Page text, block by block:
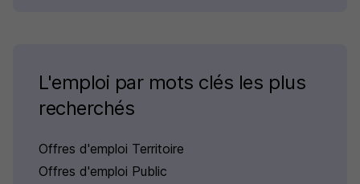
L'emploi par mots clés les plus
recherchés
Offres d'emploi Territoire
Offres d'emploi Public